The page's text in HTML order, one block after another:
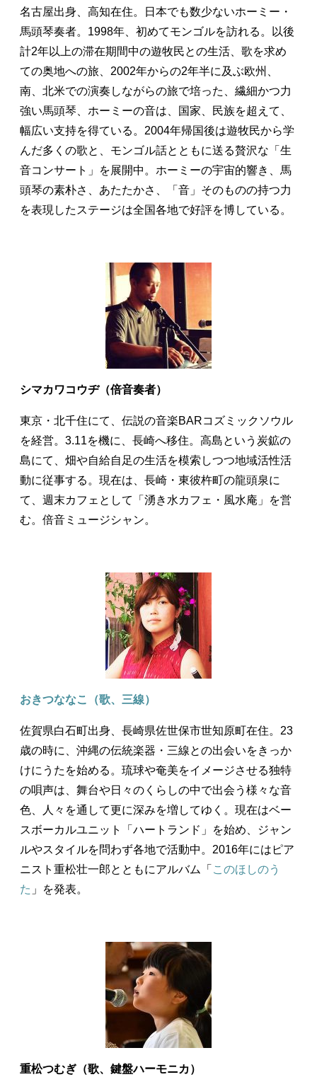
名古屋出身、高知在住。日本でも数少ないホーミー・
馬頭琴奏者。1998年、初めてモンゴルを訪れる。以後
計2年以上の滞在期間中の遊牧民との生活、歌を求め
ての奥地への旅、2002年からの2年半に及ぶ欧州、
南、北米での演奏しながらの旅で培った、繊細かつ力
強い馬頭琴、ホーミーの音は、国家、民族を超えて、
幅広い支持を得ている。2004年帰国後は遊牧民から学
んだ多くの歌と、モンゴル話とともに送る贅沢な「生
音コンサート」を展開中。ホーミーの宇宙的響き、馬
頭琴の素朴さ、あたたかさ、「音」そのものの持つ力
を表現したステージは全国各地で好評を博している。
シマカワコウヂ（倍音奏者）
東京・北千住にて、伝説の音楽BARコズミックソウル
を経営。3.11を機に、長崎へ移住。高島という炭鉱の
島にて、畑や自給自足の生活を模索しつつ地域活性活
動に従事する。現在は、長崎・東彼杵町の龍頭泉に
て、週末カフェとして「湧き水カフェ・風水庵」を営
む。倍音ミュージシャン。
おきつななこ（歌、三線）
佐賀県白石町出身、長崎県佐世保市世知原町在住。23
歳の時に、沖縄の伝統楽器・三線との出会いをきっか
けにうたを始める。琉球や奄美をイメージさせる独特
の唄声は、舞台や日々のくらしの中で出会う様々な音
色、人々を通して更に深みを増してゆく。現在はベー
スボーカルユニット「ハートランド」を始め、ジャン
ルやスタイルを問わず各地で活動中。2016年にはピア
ニスト重松壮一郎とともにアルバム「 このほしのう
た 」を発表。
重松つむぎ（歌、鍵盤ハーモニカ）